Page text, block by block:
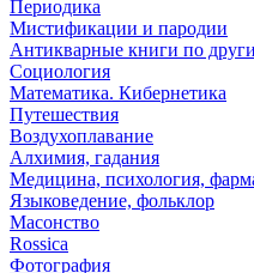
Периодика
Мистификации и пародии
Антикварные книги по
Социология
Математика. Кибернетика
Путешествия
Воздухоплавание
Алхимия, гадания
Медицина, психология,
Языковедение, фольклор
Масонство
Rossica
Фотография